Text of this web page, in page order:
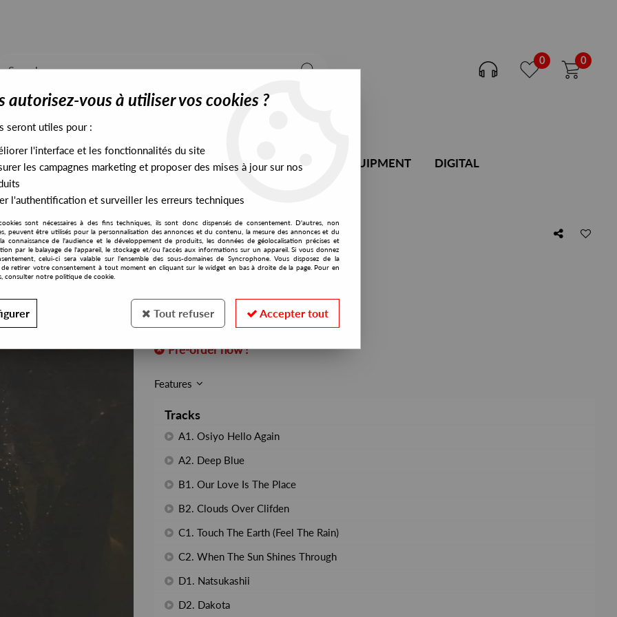
0 0
STOCK EXCLUSIVES PRESALES EXCLUSIVES DJ EQUIPMENT DIGITAL
Figure
Placid Angles
Touch The Earth
38,00 €incl. taxes
FIGURELP07
Pre-order now !
Features
Tracks
A1. Osiyo Hello Again
A2. Deep Blue
B1. Our Love Is The Place
B2. Clouds Over Clifden
C1. Touch The Earth (Feel The Rain)
C2. When The Sun Shines Through
D1. Natsukashii
D2. Dakota
autorisez-vous à utiliser vos cookies ?
seront utiles pour :
l'interface et les fonctionnalités du site
les campagnes marketing et proposer des mises à jour sur nos
l'authentification et surveiller les erreurs techniques
sont nécessaires à des fins techniques, ils sont donc dispensés de consentement. D'autres, non
peuvent être utilisés pour la personnalisation des annonces et du contenu, la mesure des annonces et du
connaissance de l'audience et le développement de produits, les données de géolocalisation précises et
par le balayage de l'appareil, le stockage et/ou l'accès aux informations sur un appareil. Si vous donnez
celui-ci sera valable sur l’ensemble des sous-domaines de Syncrophone. Vous disposez de la
de retirer votre consentement à tout moment en cliquant sur le widget en bas à droite de la page. Pour en
consulter notre politique de cookie.
Tout refuser Accepter tout